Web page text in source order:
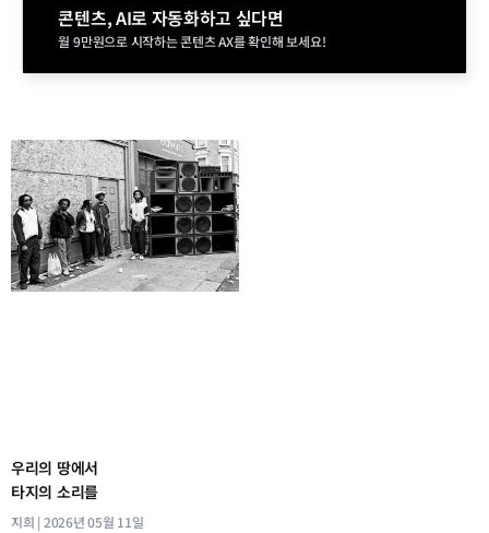
콘텐츠, AI로 자동화하고 싶다면
월 9만원으로 시작하는 콘텐츠 AX를 확인해 보세요!
우리의 땅에서
타지의 소리를
지희 2026년 05월 11일